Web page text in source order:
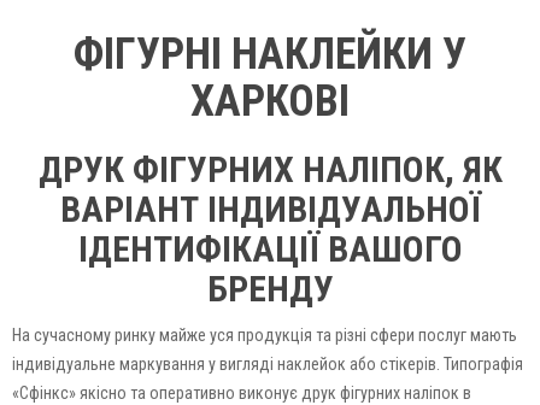
ФІГУРНІ НАКЛЕЙКИ У
ХАРКОВІ
ДРУК ФІГУРНИХ НАЛІПОК, ЯК
ВАРІАНТ ІНДИВІДУАЛЬНОЇ
ІДЕНТИФІКАЦІЇ ВАШОГО
БРЕНДУ
На сучасному ринку майже уся продукція та різні сфери послуг мають
індивідуальне маркування у вигляді наклейок або стікерів. Типографія
«Сфінкс» якісно та оперативно виконує друк фігурних наліпок в